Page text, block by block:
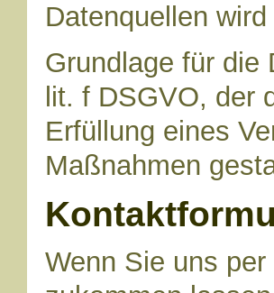
Datenquellen
Grundlage für die
lit. f DSGVO, der
Erfüllung eines
Maßnahmen
Wenn Sie uns